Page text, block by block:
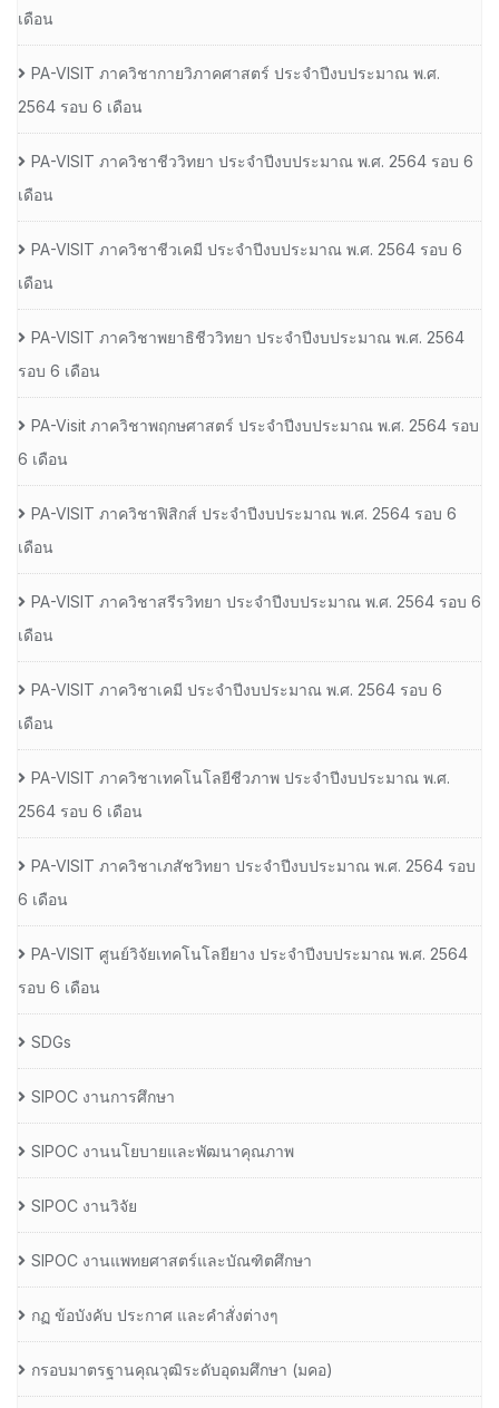
เดือน
PA-VISIT ภาควิชากายวิภาคศาสตร์ ประจำปีงบประมาณ พ.ศ.
2564 รอบ 6 เดือน
PA-VISIT ภาควิชาชีววิทยา ประจำปีงบประมาณ พ.ศ. 2564 รอบ 6
เดือน
PA-VISIT ภาควิชาชีวเคมี ประจำปีงบประมาณ พ.ศ. 2564 รอบ 6
เดือน
PA-VISIT ภาควิชาพยาธิชีววิทยา ประจำปีงบประมาณ พ.ศ. 2564
รอบ 6 เดือน
PA-Visit ภาควิชาพฤกษศาสตร์ ประจำปีงบประมาณ พ.ศ. 2564 รอบ
6 เดือน
PA-VISIT ภาควิชาฟิสิกส์ ประจำปีงบประมาณ พ.ศ. 2564 รอบ 6
เดือน
PA-VISIT ภาควิชาสรีรวิทยา ประจำปีงบประมาณ พ.ศ. 2564 รอบ 6
เดือน
PA-VISIT ภาควิชาเคมี ประจำปีงบประมาณ พ.ศ. 2564 รอบ 6
เดือน
PA-VISIT ภาควิชาเทคโนโลยีชีวภาพ ประจำปีงบประมาณ พ.ศ.
2564 รอบ 6 เดือน
PA-VISIT ภาควิชาเภสัชวิทยา ประจำปีงบประมาณ พ.ศ. 2564 รอบ
6 เดือน
PA-VISIT ศูนย์วิจัยเทคโนโลยียาง ประจำปีงบประมาณ พ.ศ. 2564
รอบ 6 เดือน
SDGs
SIPOC งานการศึกษา
SIPOC งานนโยบายและพัฒนาคุณภาพ
SIPOC งานวิจัย
SIPOC งานแพทยศาสตร์และบัณฑิตศึกษา
กฏ ข้อบังคับ ประกาศ และคำสั่งต่างๆ
กรอบมาตรฐานคุณวุฒิระดับอุดมศึกษา (มคอ)